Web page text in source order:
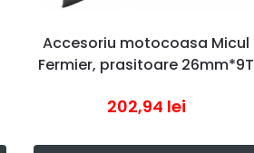
Accesoriu motocoasa Micul
Fermier, prasitoare 26mm*9T
202,94 lei